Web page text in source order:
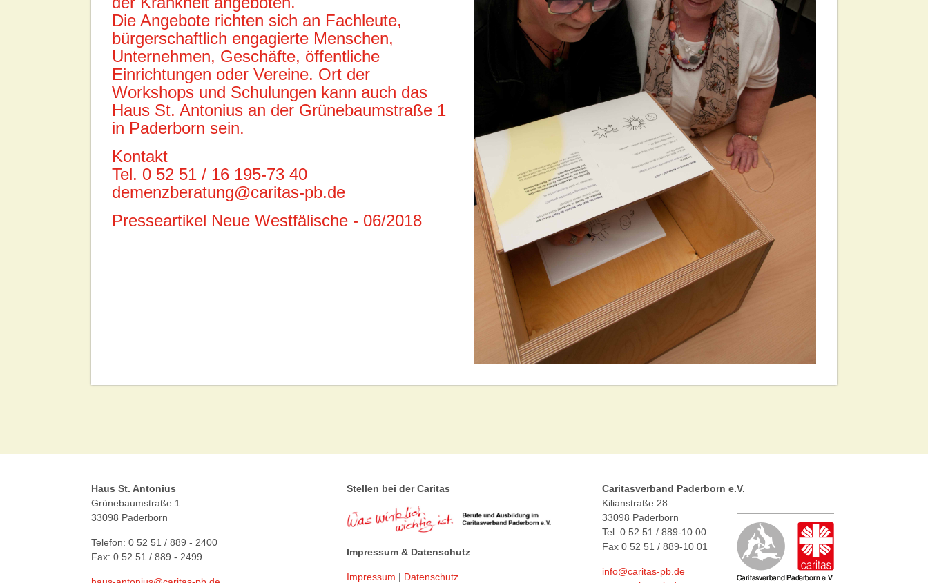
Die Angebote richten sich an Fachleute,
bürgerschaftlich engagierte Menschen,
Unternehmen, Geschäfte, öffentliche
Einrichtungen oder Vereine. Ort der
Workshops und Schulungen kann auch das
Haus St. Antonius an der Grünebaumstraße 1
in Paderborn sein.
Kontakt
Tel. 0 52 51 / 16 195-73 40
demenzberatung@caritas-pb.de
Presseartikel Neue Westfälische - 06/2018
Haus St. Antonius
Grünebaumstraße 1
33098 Paderborn
Telefon: 0 52 51 / 889 - 2400
Fax: 0 52 51 / 889 - 2499
Stellen bei der Caritas
Impressum & Datenschutz
Impressum | Datenschutz
Caritasverband Paderborn e.V.
Kilianstraße 28
33098 Paderborn
Tel. 0 52 51 / 889-10 00
Fax 0 52 51 / 889-10 01
info@caritas-pb.de